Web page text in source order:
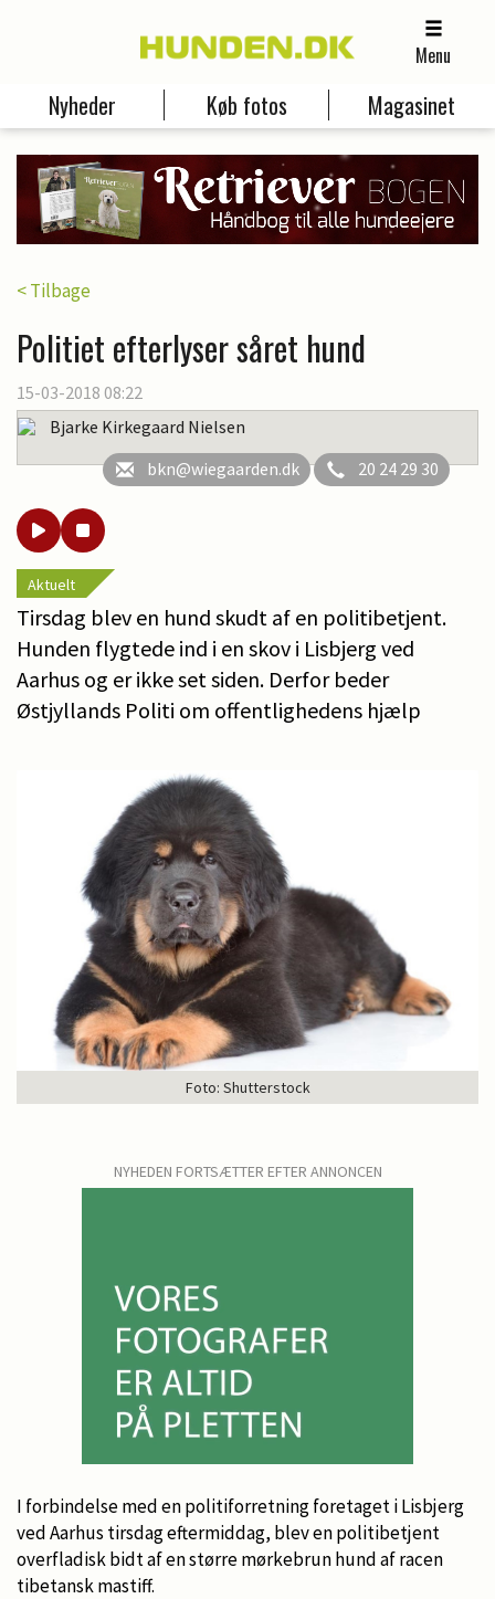
Menu
Nyheder Køb fotos Magasinet
< Tilbage
Politiet efterlyser såret hund
15-03-2018 08:22
Bjarke Kirkegaard Nielsen
bkn@wiegaarden.dk
20 24 29 30
Aktuelt
Tirsdag blev en hund skudt af en politibetjent.
Hunden flygtede ind i en skov i Lisbjerg ved
Aarhus og er ikke set siden. Derfor beder
Østjyllands Politi om offentlighedens hjælp
Foto: Shutterstock
NYHEDEN FORTSÆTTER EFTER ANNONCEN
I forbindelse med en politiforretning foretaget i Lisbjerg
ved Aarhus tirsdag eftermiddag, blev en politibetjent
overfladisk bidt af en større mørkebrun hund af racen
tibetansk mastiff.